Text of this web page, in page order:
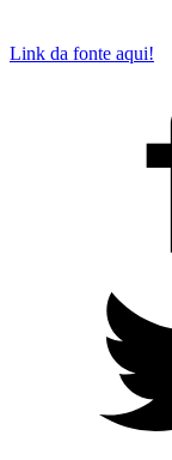
Link da fonte aqui!